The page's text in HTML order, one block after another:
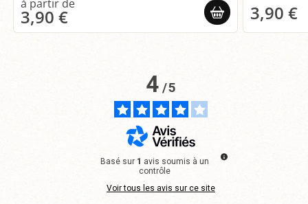
3,90 € 3,90 €
4/5
Basé sur 1 avis soumis à un
contrôle
Voir tous les avis sur ce site